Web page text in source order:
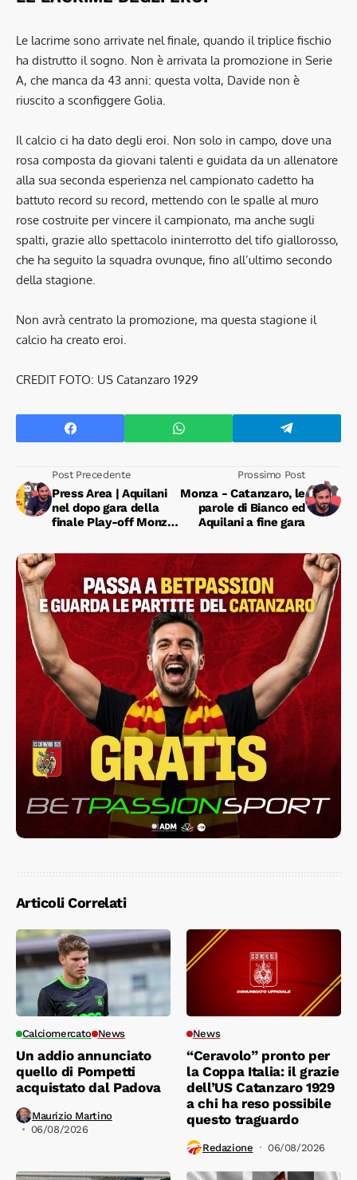
Le lacrime sono arrivate nel finale, quando il triplice fischio
ha distrutto il sogno. Non è arrivata la promozione in Serie
A, che manca da 43 anni: questa volta, Davide non è
riuscito a sconfiggere Golia.
Il calcio ci ha dato degli eroi. Non solo in campo, dove una
rosa composta da giovani talenti e guidata da un allenatore
alla sua seconda esperienza nel campionato cadetto ha
battuto record su record, mettendo con le spalle al muro
rose costruite per vincere il campionato, ma anche sugli
spalti, grazie allo spettacolo ininterrotto del tifo giallorosso,
che ha seguito la squadra ovunque, fino all’ultimo secondo
della stagione.
Non avrà centrato la promozione, ma questa stagione il
calcio ha creato eroi.
CREDIT FOTO: US Catanzaro 1929
Post Precedente
Press Area | Aquilani
nel dopo gara della
finale Play-off Monza
Prossimo Post
Monza - Catanzaro, le
parole di Bianco ed
Aquilani a fine gara
Articoli Correlati
Calciomercato News
Un addio annunciato
quello di Pompetti
acquistato dal Padova
Maurizio Martino
06/08/2026
News
“Ceravolo” pronto per
la Coppa Italia: il grazie
dell’US Catanzaro 1929
a chi ha reso possibile
questo traguardo
Redazione 06/08/2026